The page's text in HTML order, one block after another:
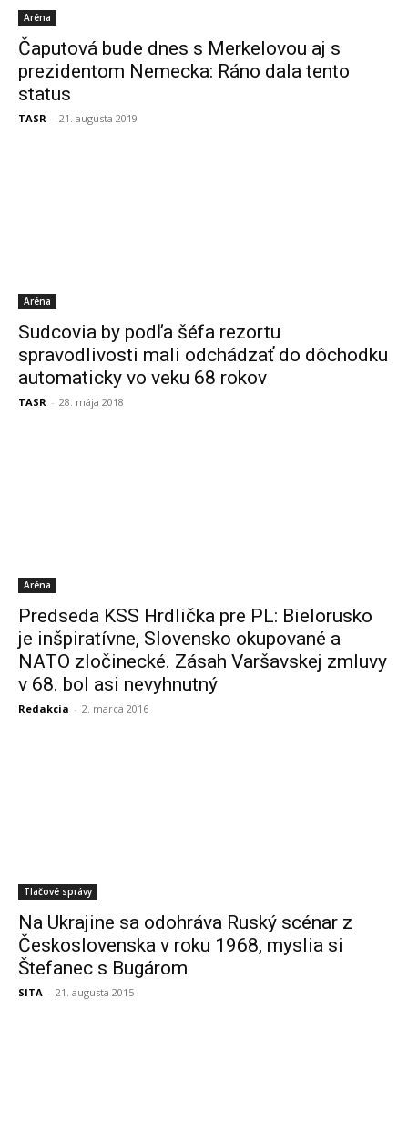
Aréna
Čaputová bude dnes s Merkelovou aj s
prezidentom Nemecka: Ráno dala tento
status
TASR - 21. augusta 2019
Aréna
Sudcovia by podľa šéfa rezortu
spravodlivosti mali odchádzať do dôchodku
automaticky vo veku 68 rokov
TASR - 28. mája 2018
Aréna
Predseda KSS Hrdlička pre PL: Bielorusko
je inšpiratívne, Slovensko okupované a
NATO zločinecké. Zásah Varšavskej zmluvy
v 68. bol asi nevyhnutný
Redakcia - 2. marca 2016
Tlačové správy
Na Ukrajine sa odohráva Ruský scénar z
Československa v roku 1968, myslia si
Štefanec s Bugárom
SITA - 21. augusta 2015